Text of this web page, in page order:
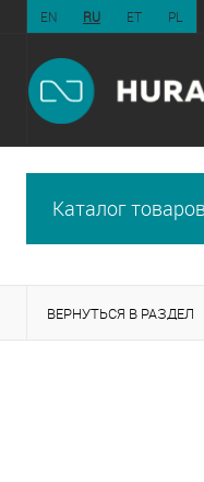
EN RU ET PL
Каталог товаров
ВЕРНУТЬСЯ В РАЗДЕЛ